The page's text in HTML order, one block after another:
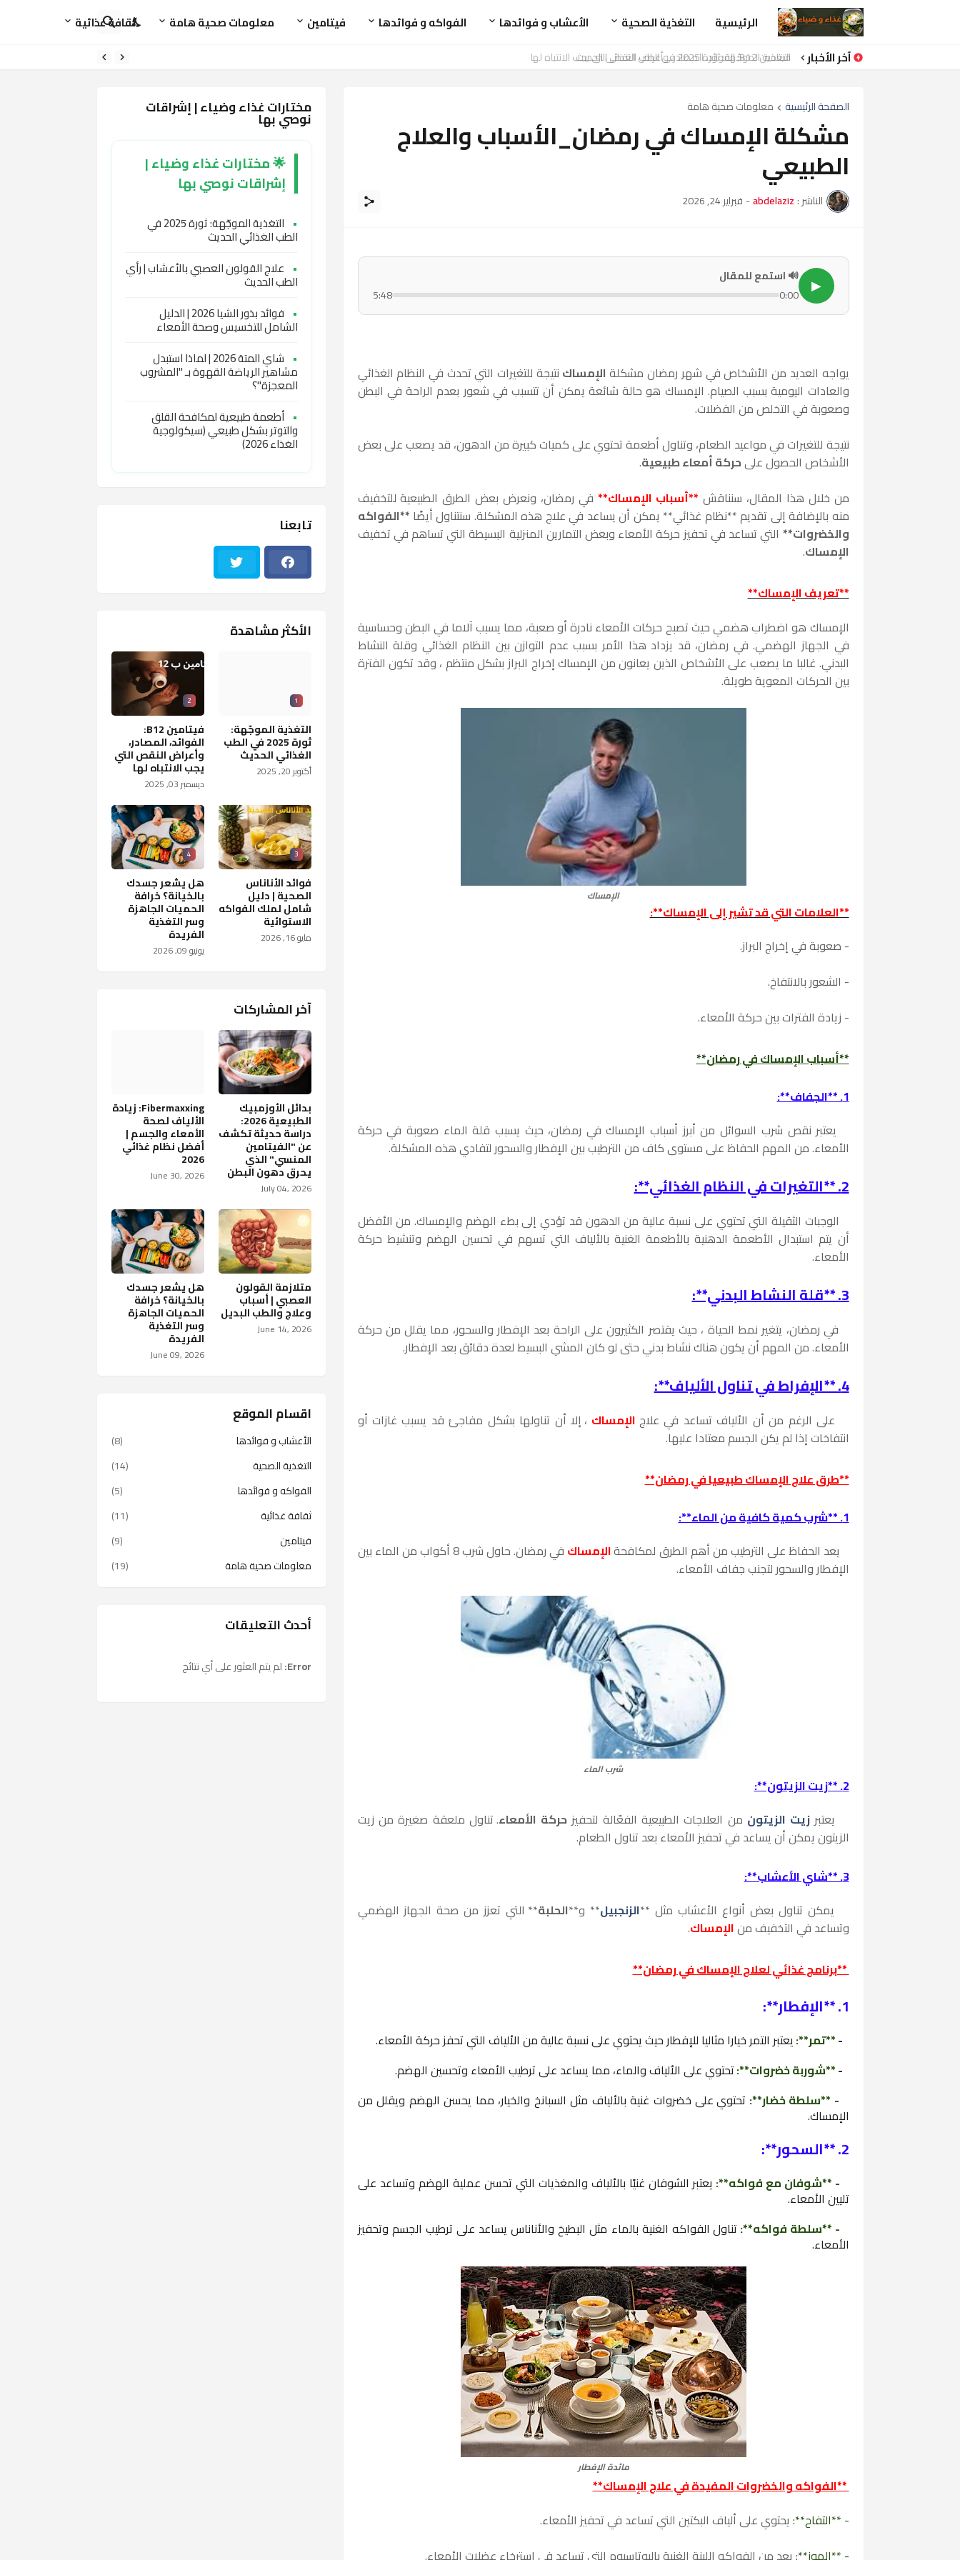
الرئيسية التغذية الصحية الأعشاب و فوائدها الفواكه و فوائدها فيتامين معلومات صحية هامة
ثقافة غذائية
آخر الأخبار
فيتامين B12: الفوائد، المصادر، وأعراض النقص التي يجب الانتباه لها
الصفحة الرئيسية معلومات صحية هامة
مشكلة الإمساك في رمضان_الأسباب والعلاج
الطبيعي
الناشر : abdelaziz
- فبراير 24, 2026
▶
🔊 استمع للمقال
0:00
5:48
يواجه العديد من الأشخاص في شهر رمضان مشكلة الإمساك نتيجة للتغيرات التي تحدث في النظام الغذائي
والعادات اليومية بسبب الصيام. الإمساك هو حالة شائعة يمكن أن تتسبب في شعور بعدم الراحة في البطن
وصعوبة في التخلص من الفضلات.
نتيجة للتغيرات في مواعيد الطعام، وتناول أطعمة تحتوي على كميات كبيرة من الدهون، قد يصعب على بعض
الأشخاص الحصول علىحركة أمعاء طبيعية.
من خلال هذا المقال، سنناقش **أسباب الإمساك** في رمضان، ونعرض بعض الطرق الطبيعية للتخفيف
منه بالإضافة إلى تقديم **نظام غذائي** يمكن أن يساعد في علاج هذه المشكلة. سنتناول أيضًا **الفواكه
والخضروات** التي تساعد في تحفيز حركة الأمعاء وبعض التمارين المنزلية البسيطة التي تساهم في تخفيف
الإمساك.
**تعريف الإمساك**
الإمساك هو اضطراب هضمي حيث تصبح حركات الأمعاء نادرة أو صعبة، مما يسبب آلاما في البطن وحساسية
في الجهاز الهضمي. في رمضان، قد يزداد هذا الأمر بسبب عدم التوازن بين النظام الغذائي وقلة النشاط
البدني. غالبا ما يصعب على الأشخاص الذين يعانون من الإمساك إخراج البراز بشكل منتظم ، وقد تكون الفترة
بين الحركات المعوية طويلة.
الإمساك
**العلامات التي قد تشير إلى الإمساك**:
- صعوبة في إخراج البراز.
- الشعور بالانتفاخ.
- زيادة الفترات بين حركة الأمعاء.
**أسباب الإمساك في رمضان**
1. **الجفاف**:
يعتبر نقص شرب السوائل من أبرز أسباب الإمساك في رمضان، حيث يسبب قلة الماء صعوبة في حركة
الأمعاء. من المهم الحفاظ على مستوى كاف من الترطيب بين الإفطار والسحور لتفادي هذه المشكلة.
2. **التغيرات في النظام الغذائي**:
الوجبات الثقيلة التي تحتوي على نسبة عالية من الدهون قد تؤدي إلى بطء الهضم والإمساك. من الأفضل
أن يتم استبدال الأطعمة الدهنية بالأطعمة الغنية بالألياف التي تسهم في تحسين الهضم وتنشيط حركة
الأمعاء.
3. **قلة النشاط البدني**:
في رمضان، يتغير نمط الحياة ، حيث يقتصر الكثيرون على الراحة بعد الإفطار والسحور، مما يقلل من حركة
الأمعاء. من المهم أن يكون هناك نشاط بدني حتى لو كان المشي البسيط لعدة دقائق بعد الإفطار.
4. **الإفراط في تناول الألياف**:
على الرغم من أن الألياف تساعد في علاج الإمساك ، إلا أن تناولها بشكل مفاجئ قد يسبب غازات أو
انتفاخات إذا لم يكن الجسم معتادا عليها.
**طرق علاج الإمساك طبيعيا في رمضان**
1. **شرب كمية كافية من الماء**:
يعد الحفاظ على الترطيب من أهم الطرق لمكافحةالإمساك
في رمضان. حاول شرب 8 أكواب من الماء بين
الإفطار والسحور لتجنب جفاف الأمعاء.
شرب الماء
2. **زيت الزيتون**:
يعتبرزيت الزيتون من العلاجات الطبيعية الفعّالة لتحفيز حركة الأمعاء. تناول ملعقة صغيرة من زيت
الزيتون يمكن أن يساعد في تحفيز الأمعاء بعد تناول الطعام.
3. **شاي الأعشاب**:
يمكن تناول بعض أنواع الأعشاب مثل **الزنجبيل** و**الحلبة** التي تعزز من صحة الجهاز الهضمي
وتساعد في التخفيف منالإمساك.
**برنامج غذائي لعلاج الإمساك في رمضان**
1. **الإفطار**:
-**تمر**: يعتبر التمر خيارا مثاليا للإفطار حيث يحتوي على نسبة عالية من الألياف التي تحفز حركة الأمعاء.
-**شوربة خضروات**:تحتوي على الألياف والماء، مما يساعد على ترطيب الأمعاء وتحسين الهضم.
- **سلطة خضار**: تحتوي على خضروات غنية بالألياف مثل السبانخ والخيار، مما يحسن الهضم ويقلل من
الإمساك.
2. **السحور**:
- **شوفان مع فواكه**: يعتبر الشوفان غنيًا بالألياف والمغذيات التي تحسن عملية الهضم وتساعد على
تليين الأمعاء.
- **سلطة فواكه**: تناول الفواكه الغنية بالماء مثل البطيخ والأناناس يساعد على ترطيب الجسم وتحفيز
الأمعاء.
مائدة الإفطار
**الفواكه والخضروات المفيدة في علاج الإمساك**
- **التفاح**: يحتوي على ألياف البكتين التي تساعد في تحفيز الأمعاء.
- **الموز**: يعد من الفواكه اللينة الغنية بالبوتاسيوم التي تساعد في استرخاء عضلات الأمعاء.
مختارات غذاء وضياء | إشراقات
نوصي بها
🌟 مختارات غذاء وضياء |
إشراقات نوصي بها
• التغذية الموجّهة: ثورة 2025 في
الطب الغذائي الحديث
• علاج القولون العصبي بالأعشاب | رأي
الطب الحديث
•
فوائد بذور الشيا 2026 | الدليل
الشامل للتخسيس وصحة الأمعاء
•
شاي المتة 2026 | لماذا استبدل
مشاهير الرياضة القهوة بـ "المشروب
المعجزة"؟
• أطعمة طبيعية لمكافحة القلق
والتوتر بشكل طبيعي (سيكولوجية
الغذاء 2026)
تابعنا
الأكثر مشاهدة
1
التغذية الموجّهة:
ثورة 2025 في الطب
الغذائي الحديث
أكتوبر 20, 2025
2
فيتامين B12:
الفوائد، المصادر،
وأعراض النقص التي
يجب الانتباه لها
ديسمبر 03, 2025
3
فوائد الأناناس
الصحية | دليل
شامل لملك الفواكه
الاستوائية
مايو 16, 2026
4
هل يشعر جسدك
بالخيانة؟ خرافة
الحميات الجاهزة
وسر التغذية
الفريدة
يونيو 09, 2026
آخر المشاركات
بدائل الأوزمبيك
الطبيعية 2026:
دراسة حديثة تكشف
عن "الفيتامين
المنسي" الذي
يحرق دهون البطن
July 04, 2026
Fibermaxxing: زيادة
الألياف لصحة
الأمعاء والجسم |
أفضل نظام غذائي
2026
June 30, 2026
متلازمة القولون
العصبي | أسباب
وعلاج والطب البديل
June 14, 2026
هل يشعر جسدك
بالخيانة؟ خرافة
الحميات الجاهزة
وسر التغذية
الفريدة
June 09, 2026
اقسام الموقع
الأعشاب و فوائدها
(8)
التغذية الصحية
(14)
الفواكه و فوائدها
(5)
ثقافة غذائية
(11)
فيتامين
(9)
معلومات صحية هامة
(19)
أحدث التعليقات
Error: لم يتم العثور على أي نتائج